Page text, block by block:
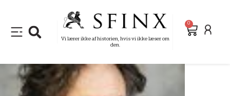
Vi lærer ikke af historien, hvis vi ikke læser om
den.
0